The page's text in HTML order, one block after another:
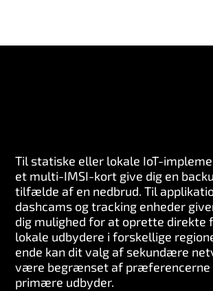
Til statiske eller lokale IoT-
et multi-IMSI-kort give dig en
tilfælde af en nedbrud. Til
dashcams og tracking enheder
dig mulighed for at oprette direkte
lokale udbydere i forskellige
ende kan dit valg af sekundære
være begrænset af præferencerne
primære udbyder.